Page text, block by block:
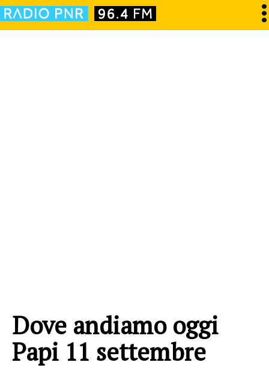
Dove andiamo oggi
Papi 11 settembre